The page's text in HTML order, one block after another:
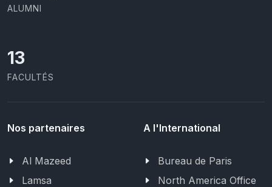
ALUMNI
13
FACULTÉS
Nos partenaires
Al Mazeed
Lamsa
A l'International
Bureau de Paris
North America Office